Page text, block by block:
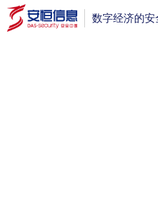
数字经济的安